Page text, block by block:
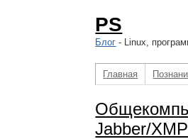
PS
Блог - Linux,
Главная
Jabber/